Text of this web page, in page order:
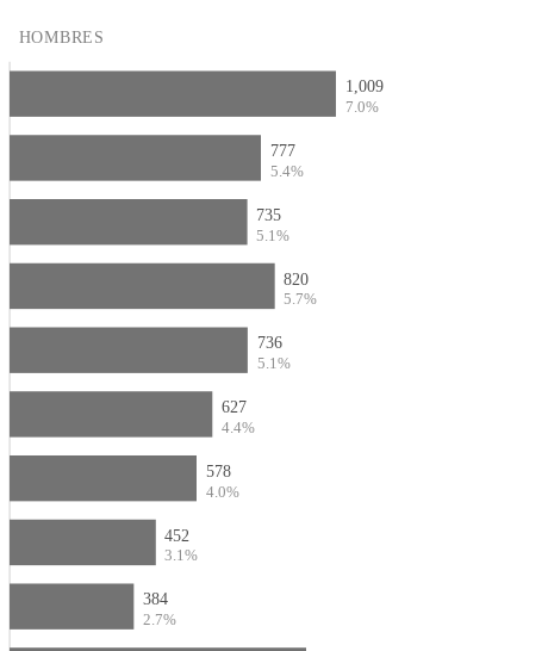
HOMBRES
1,009
7.0%
777
5.4%
735
5.1%
820
5.7%
736
5.1%
627
4.4%
578
4.0%
452
3.1%
384
2.7%